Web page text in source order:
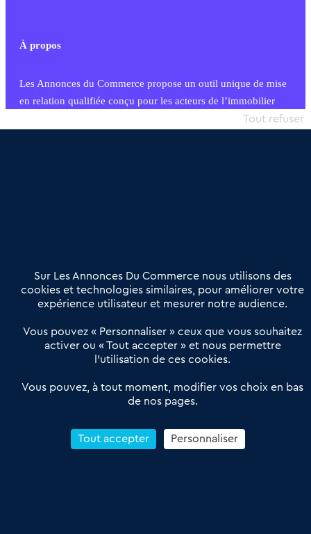
À propos
Les Annonces du Commerce propose un outil unique de mise
en relation qualifiée conçu pour les acteurs de l’immobilier
commercial et les collectivités territoriales, simple et intégrant
Offres Pro
Actualités
Qui sommes nous ?
Derniers articles
Réseau 3C : un partenaire national dédié aux transactions
Petitscommerces : Un partenariat au service du commerce de
proximité et des territoires
Reprendre un Restaurant Rapide
Sur Les Annonces Du Commerce nous utilisons des
cookies et technologies similaires, pour améliorer votre
expérience utilisateur et mesurer notre audience.
Vous pouvez « Personnaliser » ceux que vous souhaitez
activer ou « Tout accepter » et nous permettre
l’utilisation de ces cookies.
Vous pouvez, à tout moment, modifier vos choix en bas
de nos pages.
Tout accepter
Tout refuser
Personnaliser